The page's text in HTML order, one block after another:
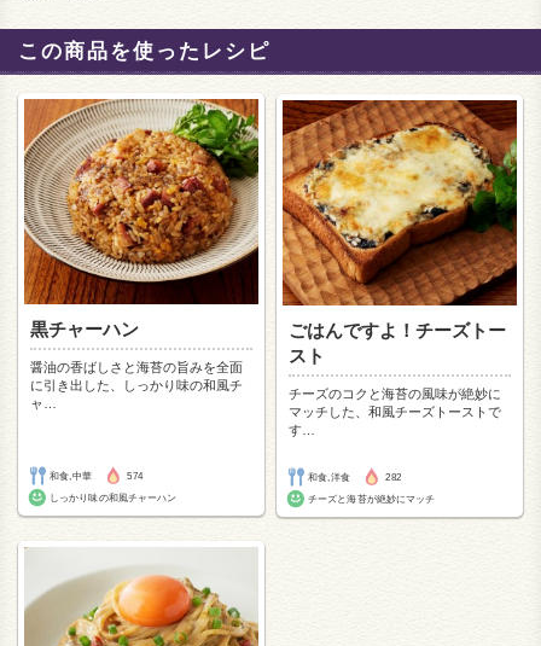
この商品を使ったレシピ
黒チャーハン
醤油の香ばしさと海苔の旨みを全面
に引き出した、しっかり味の和風チ
ャ
和食,中華
574
しっかり味の和風チャーハン
ごはんですよ！チーズトー
スト
チーズのコクと海苔の風味が絶妙に
マッチした、和風チーズトーストで
す
和食,洋食
282
チーズと海苔が絶妙にマッチ